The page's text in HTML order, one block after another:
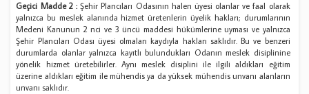
Geçici Madde 2 :Şehir Plancıları Odasının halen üyesi olanlar ve faal olarak
yalnızca bu meslek alanında hizmet üretenlerin üyelik hakları; durumlarının
Medeni Kanunun 2 nci ve 3 üncü maddesi hükümlerine uyması ve yalnızca
Şehir Plancıları Odası üyesi olmaları kaydıyla hakları saklıdır. Bu ve benzeri
durumlarda olanlar yalnızca kayıtlı bulundukları Odanın meslek disiplinine
yönelik hizmet üretebilirler. Aynı meslek disiplini ile ilgili aldıkları eğitim
üzerine aldıkları eğitim ile mühendis ya da yüksek mühendis unvanı alanların
unvanı saklıdır.